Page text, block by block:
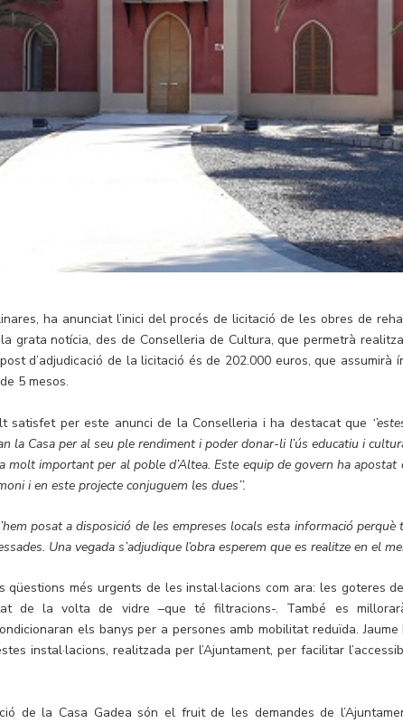
ha anunciat l’inici del procés de licitació de les obres de
la grata notícia, des de Conselleria de Cultura, que permetrà
d’adjudicació de la licitació és de 202.000 euros, que
5 mesos.
satisfet per este anunci de la Conselleria i ha destacat que
la Casa per al seu ple rendiment i poder donar-li l’ús educatiu i
molt important per al poble d’Altea.Este equip de govern ha
i en este projecte conjuguem les dues’’.
posat a disposició de les empreses locals esta informació perquè
Una vegada s’adjudique l’obra esperem que es realitze en el
qüestions més urgents de les instal·lacions com ara: les goteres
de la volta de vidre –que té filtracions-. També es
els banys per a persones amb mobilitat reduïda.
instal·lacions, realitzada per l’Ajuntament, per facilitar
de la Casa Gadea són el fruit de les demandes de